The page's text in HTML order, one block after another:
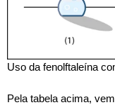
Uso da fenolftaleína
Pela tabela acima,